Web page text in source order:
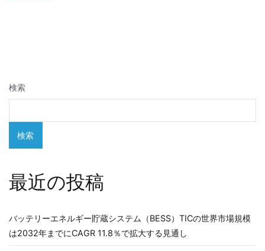
検索
検索
最近の投稿
バッテリーエネルギー貯蔵システム（BESS）TICの世界市場規模
は2032年までにCAGR 11.8％で拡大する見通し